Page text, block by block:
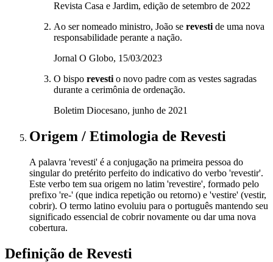
Revista Casa e Jardim, edição de setembro de 2022
Ao ser nomeado ministro, João se revesti de uma nova
responsabilidade perante a nação.
Jornal O Globo, 15/03/2023
O bispo revesti o novo padre com as vestes sagradas
durante a cerimônia de ordenação.
Boletim Diocesano, junho de 2021
Origem / Etimologia de Revesti
A palavra 'revesti' é a conjugação na primeira pessoa do
singular do pretérito perfeito do indicativo do verbo 'revestir'.
Este verbo tem sua origem no latim 'revestire', formado pelo
prefixo 're-' (que indica repetição ou retorno) e 'vestire' (vestir,
cobrir). O termo latino evoluiu para o português mantendo seu
significado essencial de cobrir novamente ou dar uma nova
cobertura.
Definição de Revesti